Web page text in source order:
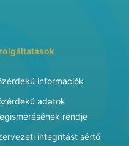
információk
adatok
rendje
integritást sértő